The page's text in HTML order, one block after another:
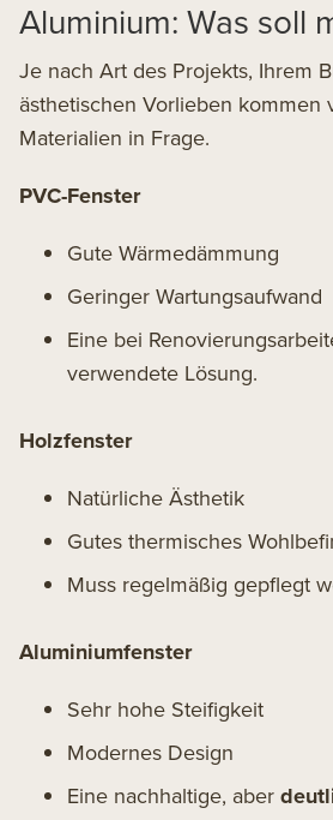
Aluminium: Was soll
Je nach Art des Projekts, Ihrem
ästhetischen Vorlieben kommen
Materialien in Frage.
PVC-Fenster
Gute Wärmedämmung
Geringer Wartungsaufwand
Eine bei
verwendete Lösung.
Holzfenster
Natürliche Ästhetik
Gutes thermisches
Muss regelmäßig gepflegt
Aluminiumfenster
Sehr hohe Steifigkeit
Modernes Design
Eine nachhaltige, aber